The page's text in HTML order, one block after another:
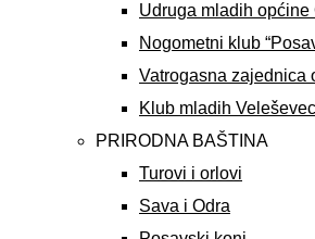
Udruga mladih općine
Nogometni klub
Vatrogasna zajednica
Klub mladih Veleševec
PRIRODNA BAŠTINA
Turovi i orlovi
Sava i Odra